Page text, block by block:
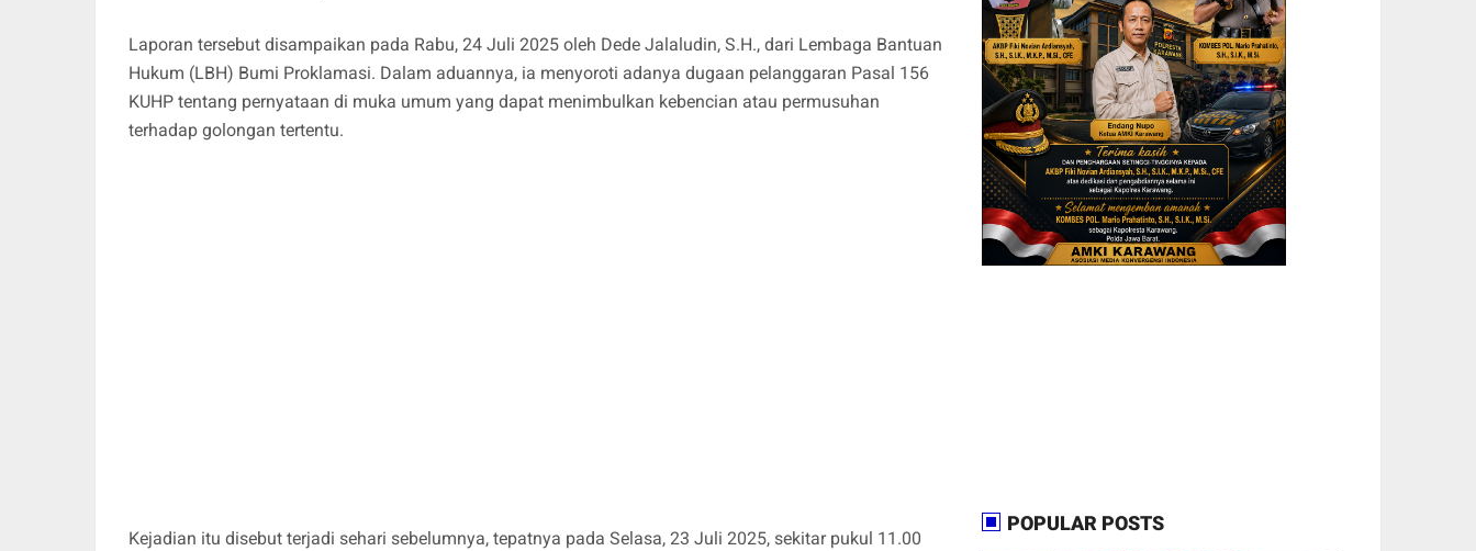
Laporan tersebut disampaikan pada Rabu, 24 Juli 2025 oleh Dede Jalaludin, S.H., dari Lembaga Bantuan
Hukum (LBH) Bumi Proklamasi. Dalam aduannya, ia menyoroti adanya dugaan pelanggaran Pasal 156
KUHP tentang pernyataan di muka umum yang dapat menimbulkan kebencian atau permusuhan
terhadap golongan tertentu.
Kejadian itu disebut terjadi sehari sebelumnya, tepatnya pada Selasa, 23 Juli 2025, sekitar pukul 11.00
POPULAR POSTS